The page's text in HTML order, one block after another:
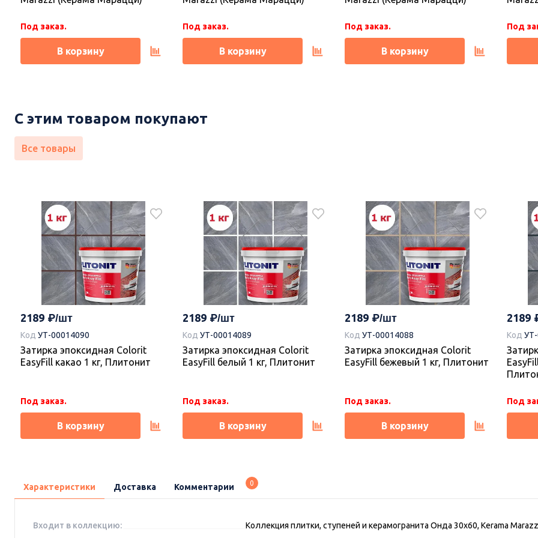
В корзину В корзину В корзину
Под заказ.
В корзину
Под заказ.
В корзину
Под заказ.
В корзину
Под
С этим товаром покупают
Все товары
2189
Код УТ-00014090
Затирка эпоксидная Colorit
EasyFill какао 1 кг, Плитонит
Под заказ.
В корзину
2189
Код УТ-00014089
Затирка эпоксидная Colorit
EasyFill белый 1 кг, Плитонит
Под заказ.
В корзину
2189
Код УТ-00014088
Затирка эпоксидная Colorit
EasyFill бежевый 1 кг, Плитонит
Под заказ.
В корзину
2189
Код
Под
Характеристики Доставка Комментарии 0
Входит в коллекцию:
Коллекция плитки, ступеней и керамогранита Онда 30х60, Kerama